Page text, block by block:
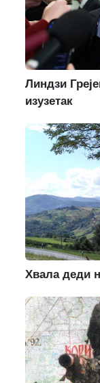
Линдзи
изузетак
Хвала деди